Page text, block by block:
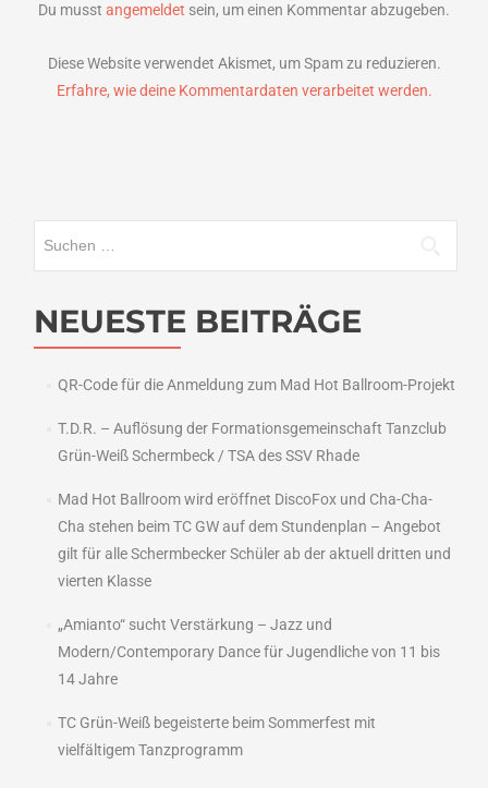
Du musst angemeldet sein, um einen Kommentar abzugeben.
Diese Website verwendet Akismet, um Spam zu reduzieren.
Erfahre, wie deine Kommentardaten verarbeitet werden.
NEUESTE BEITRÄGE
QR-Code für die Anmeldung zum Mad Hot Ballroom-Projekt
T.D.R. – Auflösung der Formationsgemeinschaft Tanzclub
Grün-Weiß Schermbeck / TSA des SSV Rhade
Mad Hot Ballroom wird eröffnet DiscoFox und Cha-Cha-
Cha stehen beim TC GW auf dem Stundenplan – Angebot
gilt für alle Schermbecker Schüler ab der aktuell dritten und
vierten Klasse
„Amianto“ sucht Verstärkung – Jazz und
Modern/Contemporary Dance für Jugendliche von 11 bis
14 Jahre
TC Grün-Weiß begeisterte beim Sommerfest mit
vielfältigem Tanzprogramm